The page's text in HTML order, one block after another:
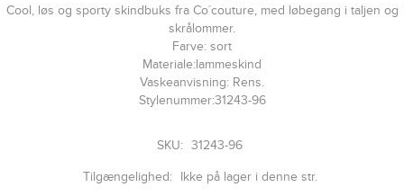
Cool, løs og sporty skindbuks fra Co´couture, med løbegang i taljen og
skrålommer.
Farve: sort
Materiale:lammeskind
Vaskeanvisning: Rens.
Stylenummer:31243-96
SKU: 31243-96
Tilgængelighed: Ikke på lager i denne str.